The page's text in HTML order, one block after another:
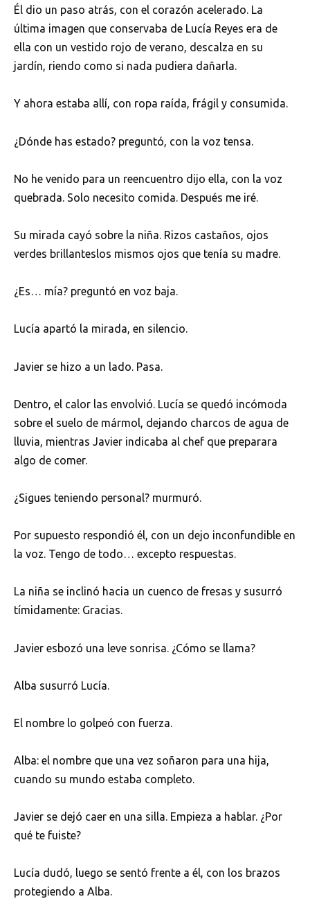
Él dio un paso atrás, con el corazón acelerado. La
última imagen que conservaba de Lucía Reyes era de
ella con un vestido rojo de verano, descalza en su
jardín, riendo como si nada pudiera dañarla.
Y ahora estaba allí, con ropa raída, frágil y consumida.
¿Dónde has estado? preguntó, con la voz tensa.
No he venido para un reencuentro dijo ella, con la voz
quebrada. Solo necesito comida. Después me iré.
Su mirada cayó sobre la niña. Rizos castaños, ojos
verdes brillanteslos mismos ojos que tenía su madre.
¿Es… mía? preguntó en voz baja.
Lucía apartó la mirada, en silencio.
Javier se hizo a un lado. Pasa.
Dentro, el calor las envolvió. Lucía se quedó incómoda
sobre el suelo de mármol, dejando charcos de agua de
lluvia, mientras Javier indicaba al chef que preparara
algo de comer.
¿Sigues teniendo personal? murmuró.
Por supuesto respondió él, con un dejo inconfundible en
la voz. Tengo de todo… excepto respuestas.
La niña se inclinó hacia un cuenco de fresas y susurró
tímidamente: Gracias.
Javier esbozó una leve sonrisa. ¿Cómo se llama?
Alba susurró Lucía.
El nombre lo golpeó con fuerza.
Alba: el nombre que una vez soñaron para una hija,
cuando su mundo estaba completo.
Javier se dejó caer en una silla. Empieza a hablar. ¿Por
qué te fuiste?
Lucía dudó, luego se sentó frente a él, con los brazos
protegiendo a Alba.